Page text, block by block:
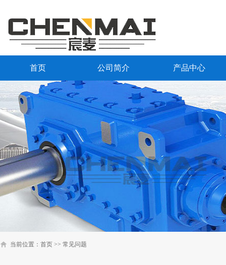
首页 公司简介 产品中心
当前位置： 首页 >> 常见问题